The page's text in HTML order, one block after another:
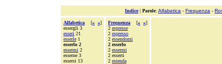
Indice| Parole: Alfabetica - Frequenza -
Alfabetica [« »]
essergli 3
esseri 21
esserle 1
esserlo 2
essermi 2
esserne 3
essersi 13
Frequenza [« »]
2 espresse
2 espresso
2 essendomi
2 esserlo
2 essermi
2 esserti
2 estenda